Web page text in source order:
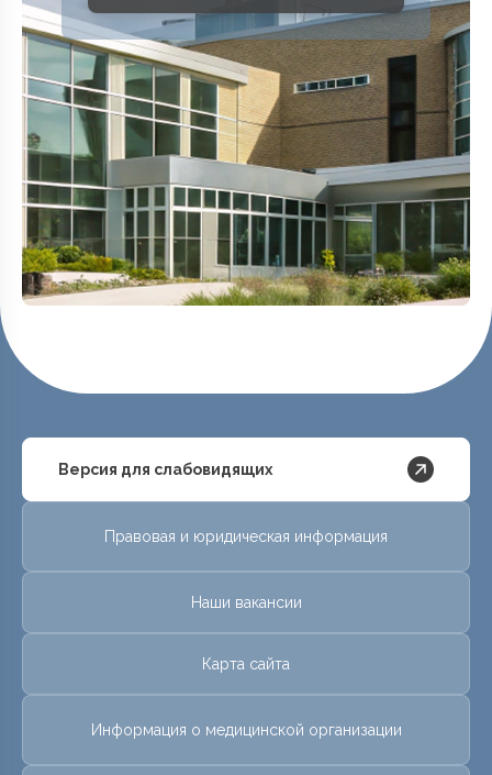
Версия для слабовидящих
Правовая и юридическая информация
Наши вакансии
Карта сайта
Информация о медицинской организации